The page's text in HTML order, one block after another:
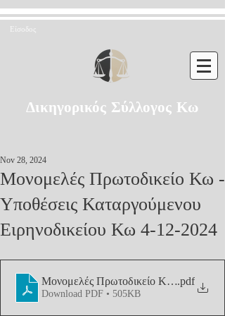
Είσοδος
Δικηγορικός Σύλλογος Κω
Μονομελές Πρωτοδικείο Κω -
Υποθέσεις Καταργούμενου
Ειρηνοδικείου Κω 4-12-2024
Nov 28, 2024
Μονομελές Πρωτοδικείο Κω -.pdf
Download PDF • 505KB